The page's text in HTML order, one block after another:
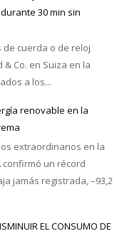
30 min sin
cuerda o de reloj
Co. en Suiza en la
a los...
renovable en la
extraordinarios en la
confirmó un récord
jamás registrada, –93,2
EL CONSUMO DE